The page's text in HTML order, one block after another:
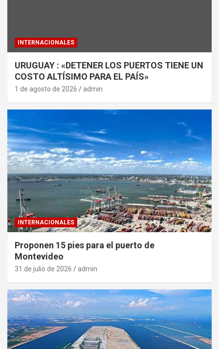
INTERNACIONALES
URUGUAY : «DETENER LOS PUERTOS TIENE UN
COSTO ALTÍSIMO PARA EL PAÍS»
1 de agosto de 2026 admin
INTERNACIONALES
Proponen 15 pies para el puerto de
Montevideo
31 de julio de 2026 admin